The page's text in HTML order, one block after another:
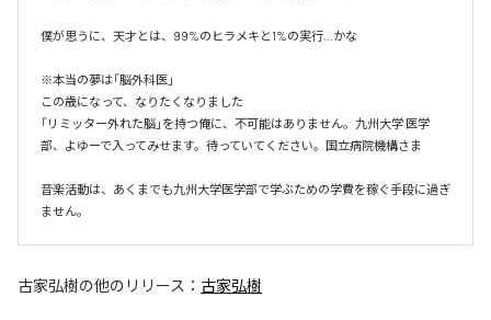
僕が思うに、天才とは、99%のヒラメキと1%の実行…かな
※本当の夢は「脳外科医」
この歳になって、なりたくなりました
「リミッター外れた脳」を持つ俺に、不可能はありません。九州大学 医学
部、よゆーで入ってみせます。待っていてください。国立病院機構さま
音楽活動は、あくまでも九州大学医学部で学ぶための学費を稼ぐ手段に過ぎ
ません。
古家弘樹の他のリリース： 古家弘樹